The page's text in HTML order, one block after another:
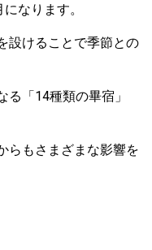
なります。
設けることで季節との
「14種類の畢宿」
らもさまざまな影響を